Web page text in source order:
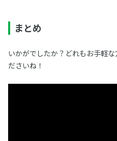
まとめ
いかがでしたか？どれもお手軽
ださいね！